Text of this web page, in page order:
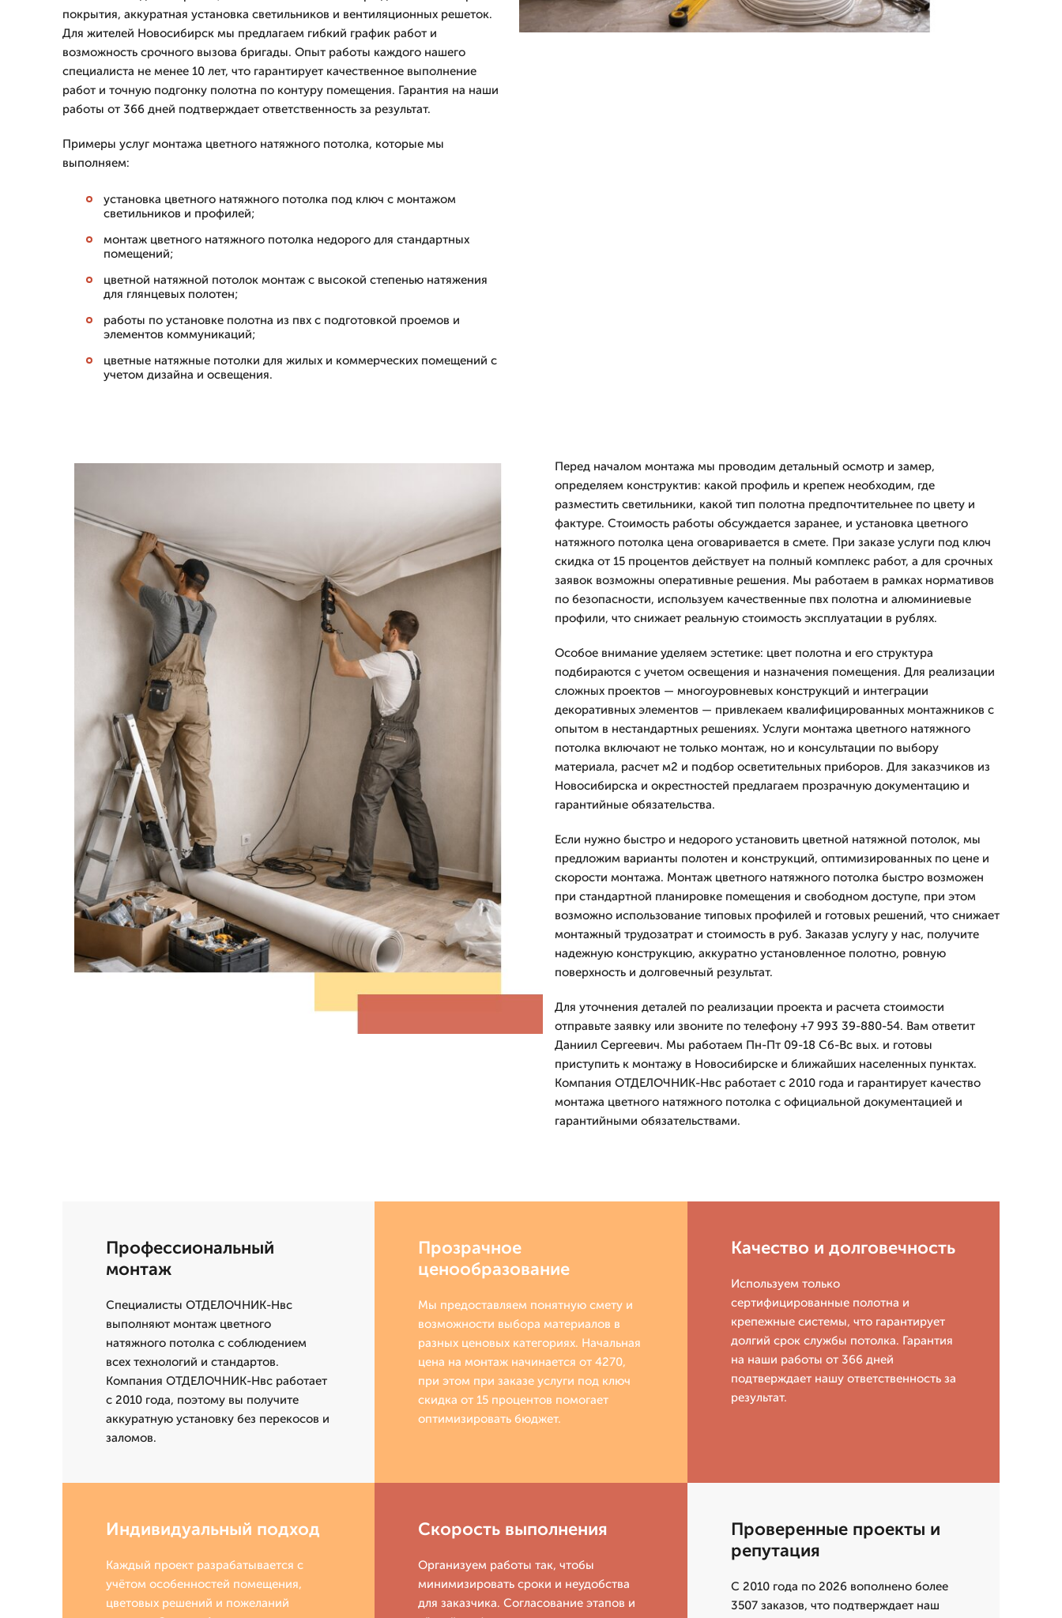
покрытия, аккуратная установка светильников и вентиляционных решеток.
Для жителей Новосибирск мы предлагаем гибкий график работ и
возможность срочного вызова бригады. Опыт работы каждого нашего
специалиста не менее 10 лет, что гарантирует качественное выполнение
работ и точную подгонку полотна по контуру помещения. Гарантия на наши
работы от 366 дней подтверждает ответственность за результат.
Примеры услуг монтажа цветного натяжного потолка, которые мы
выполняем:
установка цветного натяжного потолка под ключ с монтажом
светильников и профилей;
монтаж цветного натяжного потолка недорого для стандартных
помещений;
цветной натяжной потолок монтаж с высокой степенью натяжения
для глянцевых полотен;
работы по установке полотна из пвх с подготовкой проемов и
элементов коммуникаций;
цветные натяжные потолки для жилых и коммерческих помещений с
учетом дизайна и освещения.
Перед началом монтажа мы проводим детальный осмотр и замер,
определяем конструктив: какой профиль и крепеж необходим, где
разместить светильники, какой тип полотна предпочтительнее по цвету и
фактуре. Стоимость работы обсуждается заранее, и установка цветного
натяжного потолка цена оговаривается в смете. При заказе услуги под ключ
скидка от 15 процентов действует на полный комплекс работ, а для срочных
заявок возможны оперативные решения. Мы работаем в рамках нормативов
по безопасности, используем качественные пвх полотна и алюминиевые
профили, что снижает реальную стоимость эксплуатации в рублях.
Особое внимание уделяем эстетике: цвет полотна и его структура
подбираются с учетом освещения и назначения помещения. Для реализации
сложных проектов — многоуровневых конструкций и интеграции
декоративных элементов — привлекаем квалифицированных монтажников с
опытом в нестандартных решениях. Услуги монтажа цветного натяжного
потолка включают не только монтаж, но и консультации по выбору
материала, расчет м2 и подбор осветительных приборов. Для заказчиков из
Новосибирска и окрестностей предлагаем прозрачную документацию и
гарантийные обязательства.
Если нужно быстро и недорого установить цветной натяжной потолок, мы
предложим варианты полотен и конструкций, оптимизированных по цене и
скорости монтажа. Монтаж цветного натяжного потолка быстро возможен
при стандартной планировке помещения и свободном доступе, при этом
возможно использование типовых профилей и готовых решений, что снижает
монтажный трудозатрат и стоимость в руб. Заказав услугу у нас, получите
надежную конструкцию, аккуратно установленное полотно, ровную
поверхность и долговечный результат.
Для уточнения деталей по реализации проекта и расчета стоимости
отправьте заявку или звоните по телефону +7 993 39-880-54. Вам ответит
Даниил Сергеевич. Мы работаем Пн-Пт 09-18 Сб-Вс вых. и готовы
приступить к монтажу в Новосибирске и ближайших населенных пунктах.
Компания ОТДЕЛОЧНИК-Нвс работает с 2010 года и гарантирует качество
монтажа цветного натяжного потолка с официальной документацией и
гарантийными обязательствами.
Профессиональный
монтаж
Специалисты ОТДЕЛОЧНИК-Нвс
выполняют монтаж цветного
натяжного потолка с соблюдением
всех технологий и стандартов.
Компания ОТДЕЛОЧНИК-Нвс работает
с 2010 года, поэтому вы получите
аккуратную установку без перекосов и
заломов.
Прозрачное
ценообразование
Мы предоставляем понятную смету и
возможности выбора материалов в
разных ценовых категориях. Начальная
цена на монтаж начинается от 4270,
при этом при заказе услуги под ключ
скидка от 15 процентов помогает
оптимизировать бюджет.
Качество и долговечность
Используем только
сертифицированные полотна и
крепежные системы, что гарантирует
долгий срок службы потолка. Гарантия
на наши работы от 366 дней
подтверждает нашу ответственность за
результат.
Индивидуальный подход
Каждый проект разрабатывается с
учётом особенностей помещения,
цветовых решений и пожеланий
Скорость выполнения
Организуем работы так, чтобы
минимизировать сроки и неудобства
для заказчика. Согласование этапов и
Проверенные проекты и
репутация
С 2010 года по 2026 вополнено более
3507 заказов, что подтверждает наш